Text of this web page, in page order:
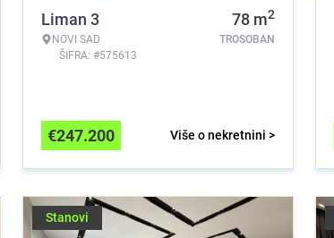
Liman 3
NOVI SAD
ŠIFRA: #575613
78 m2
TROSOBAN
Više o nekretnini >
€247.200
Stanovi